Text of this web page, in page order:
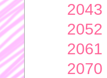
2043
2052
2061
2070